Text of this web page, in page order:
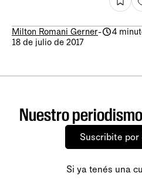
Milton Romani Gerner-
4
18 de julio de 2017
Nuestro
Suscribite por
Si ya tenés una